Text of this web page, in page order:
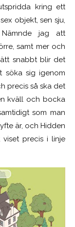
kring ett
objekt, sen sju,
jag att
samt mer och
snabbt blir det
söka sig igenom
precis så ska det
kväll och bocka
som man
är, och Hidden
viset precis i linje